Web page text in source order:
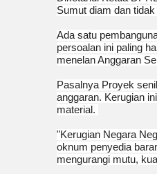
Sumut diam dan
‎Ada satu
persoalan ini paling
menelan Anggaran
‎Pasalnya Proyek
anggaran. Kerugian
material.
‎"Kerugian Negara
oknum penyedia
mengurangi mutu,